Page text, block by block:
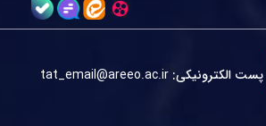
پست الکترونیکی:tat_email@areeo.ac.ir